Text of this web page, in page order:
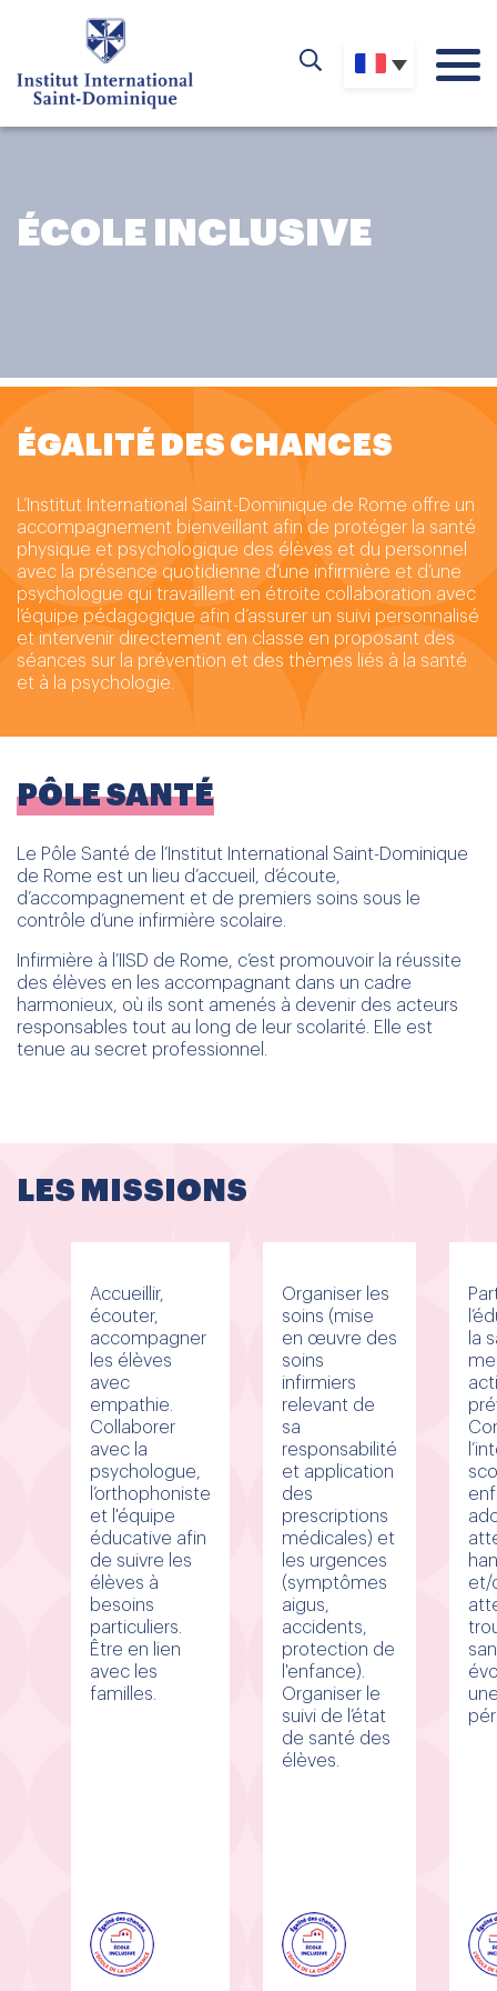
ÉCOLE INCLUSIVE
ÉGALITÉ DES CHANCES
L’Institut International Saint-Dominique de Rome offre un
accompagnement bienveillant afin de protéger la santé
physique et psychologique des élèves et du personnel
avec la présence quotidienne d’une infirmière et d’une
psychologue qui travaillent en étroite collaboration avec
l’équipe pédagogique afin d’assurer un suivi personnalisé
et intervenir directement en classe en proposant des
séances sur la prévention et des thèmes liés à la santé
et à la psychologie.
PÔLE SANTÉ
Le Pôle Santé de l’Institut International Saint-Dominique
de Rome est un lieu d’accueil, d’écoute,
d’accompagnement et de premiers soins sous le
contrôle d’une infirmière scolaire.
Infirmière à l’IISD de Rome, c’est promouvoir la réussite
des élèves en les accompagnant dans un cadre
harmonieux, où ils sont amenés à devenir des acteurs
responsables tout au long de leur scolarité. Elle est
tenue au secret professionnel.
LES MISSIONS
Accueillir,
écouter,
accompagner
les élèves
avec
empathie.
Collaborer
avec la
psychologue,
l’orthophoniste
et l'équipe
éducative afin
de suivre les
élèves à
besoins
particuliers.
Être en lien
avec les
familles.
Organiser les
soins (mise
en œuvre des
soins
infirmiers
relevant de
sa
responsabilité
et application
des
prescriptions
médicales) et
les urgences
(symptômes
aigus,
accidents,
protection de
l'enfance).
Organiser le
suivi de l’état
de santé des
élèves.
la
et/